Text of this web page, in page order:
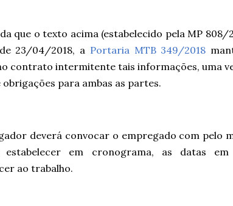
que o texto acima (estabelecido pela MP 808/
23/04/2018, a Portaria MTB 349/2018
contrato intermitente tais informações, uma
para ambas as partes.
deverá convocar o empregado com pelo
estabelecer em cronograma, as datas
ao trabalho.